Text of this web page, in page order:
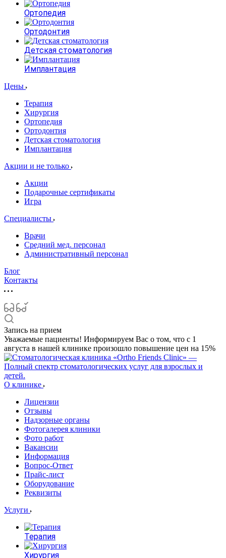
Ортопедия
Ортодонтия
Детская стоматология
Имплантация
Цены
Терапия
Хирургия
Ортопедия
Ортодонтия
Детская стоматология
Имплантация
Акции и не только
Акции
Подарочные сертификаты
Игра
Специалисты
Врачи
Средний мед. персонал
Административный персонал
Блог
Контакты
Запись на прием
Уважаемые пациенты! Информируем Вас о том, что с 1
августа в нашей клинике произошло повышение цен на 15%
О клинике
Лицензии
Отзывы
Надзорные органы
Фотогалерея клиники
Фото работ
Вакансии
Информация
Вопрос-Ответ
Прайс-лист
Оборудование
Реквизиты
Услуги
Терапия
Хирургия